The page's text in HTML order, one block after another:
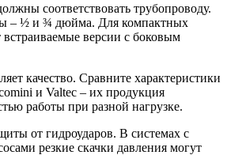
соответствовать трубопроводу.
– ½ и ¾ дюйма. Для компактных
встраиваемые версии с боковым
качество. Сравните характеристики
и Valtec – их продукция
работы при разной нагрузке.
от гидроударов. В системах с
резкие скачки давления могут